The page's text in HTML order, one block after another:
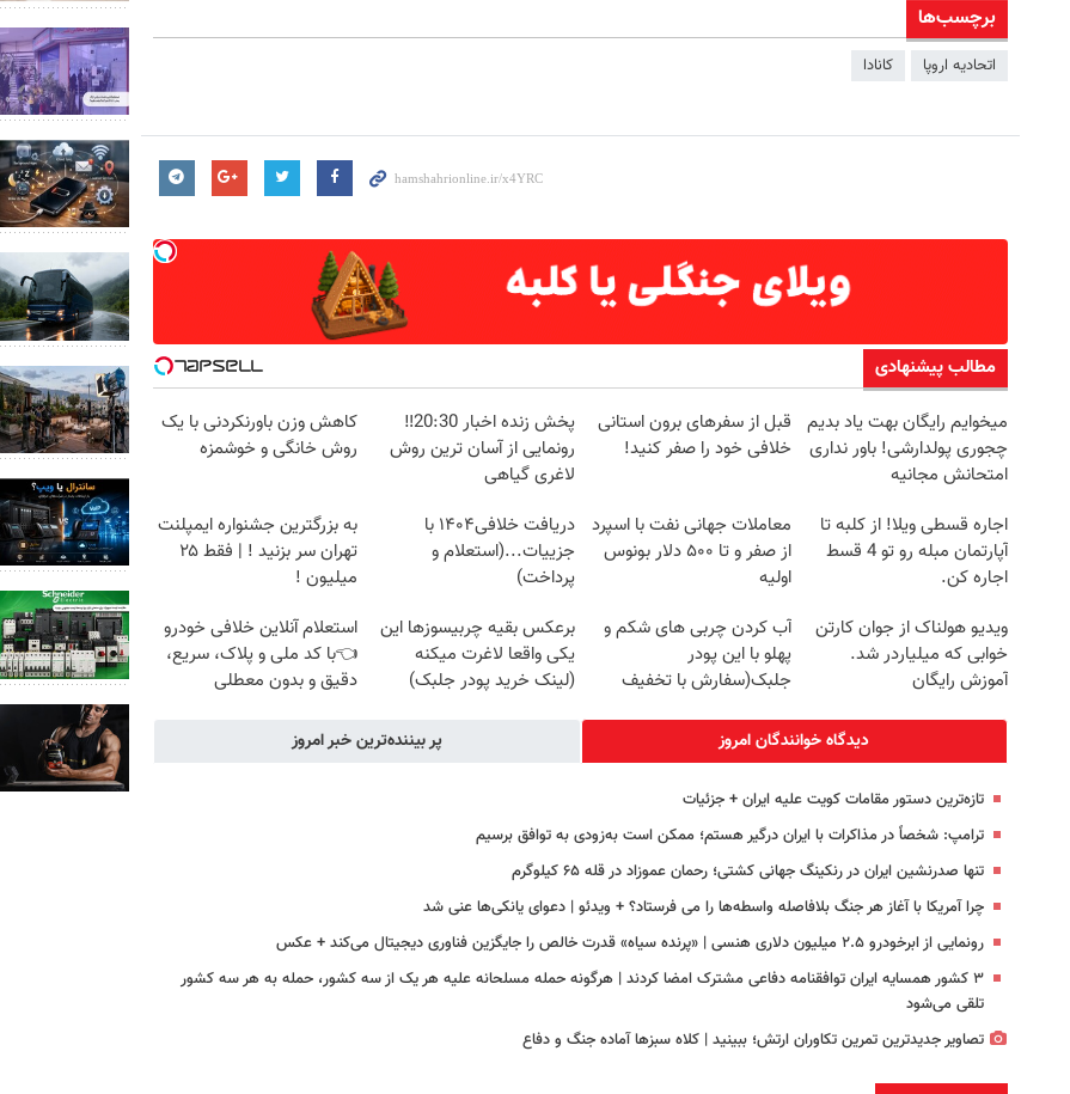
برچسب‌ها
اتحادیه اروپا کانادا
مطالب پیشنهادی
میخوایم رایگان بهت یاد بدیم
چجوری پولدارشی! باور نداری
امتحانش مجانیه
قبل از سفرهای برون استانی
خلافی خود را صفر کنید!
پخش زنده اخبار 20:30‼️
رونمایی از آسان ترین روش
لاغری گیاهی
کاهش وزن باورنکردنی با یک
روش خانگی و خوشمزه
اجاره‌ قسطی ویلا! از کلبه تا
آپارتمان مبله رو تو 4 قسط
اجاره کن.
معاملات جهانی نفت با اسپرد
از صفر و تا ۵۰۰ دلار بونوس
اولیه
دریافت خلافی۱۴۰۴ با
جزییات...(استعلام و
پرداخت)
به بزرگترین جشنواره ایمپلنت
تهران سر بزنید ! | فقط ۲۵
میلیون !
ویدیو هولناک از جوان کارتن
خوابی که میلیاردر شد.
آموزش رایگان
آب کردن چربی های شکم و
پهلو با این پودر
جلبک(سفارش با تخفیف
برعکس بقیه چربیسوزها این
یکی واقعا لاغرت میکنه
(لینک خرید پودر جلبک)
استعلام آنلاین خلافی خودرو
👈با کد ملی و پلاک، سریع،
دقیق و بدون معطلی
دیدگاه خوانندگان امروز پر بیننده‌ترین خبر امروز
تازه‌ترین دستور مقامات کویت علیه ایران + جزئیات
ترامپ: شخصاً در مذاکرات با ایران درگیر هستم؛ ممکن است به‌زودی به توافق برسیم
تنها صدرنشین ایران در رنکینگ جهانی کشتی؛ رحمان عموزاد در قله ۶۵ کیلوگرم
چرا آمریکا با آغاز هر جنگ بلافاصله واسطه‌ها را می فرستاد؟ + ویدئو | دعوای یانکی‌ها عنی شد
رونمایی از ابرخودرو ۲.۵ میلیون دلاری هنسی | «پرنده سیاه» قدرت خالص را جایگزین فناوری دیجیتال می‌کند + عکس
۳ کشور همسایه ایران توافقنامه دفاعی مشترک امضا کردند | هرگونه حمله مسلحانه علیه هر یک از سه کشور، حمله به هر سه کشور
تلقی می‌شود
تصاویر جدیدترین تمرین تکاوران ارتش؛ ببینید | کلاه سبزها آماده جنگ و دفاع